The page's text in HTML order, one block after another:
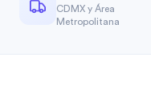
CDMX y Área
Metropolitana